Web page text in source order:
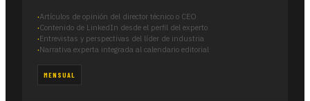
Artículos de opinión del director técnico o CEO
Contenido de LinkedIn desde el perfil del experto
Entrevistas y perspectivas del líder de industria
Narrativa experta integrada al calendario editorial
MENSUAL